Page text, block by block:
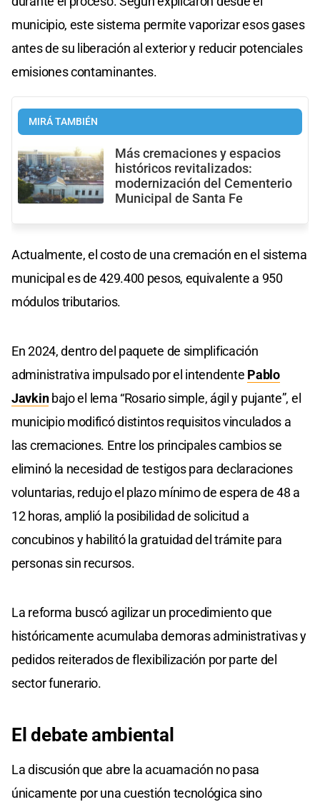
municipio, este sistema permite vaporizar esos gases
antes de su liberación al exterior y reducir potenciales
emisiones contaminantes.
MIRÁ TAMBIÉN
Más cremaciones y espacios
históricos revitalizados:
modernización del Cementerio
Municipal de Santa Fe
Actualmente, el costo de una cremación en el sistema
municipal es de 429.400 pesos, equivalente a 950
módulos tributarios.
En 2024, dentro del paquete de simplificación
administrativa impulsado por el intendente Pablo
Javkinbajo el lema “Rosario simple, ágil y pujante”, el
municipio modificó distintos requisitos vinculados a
las cremaciones. Entre los principales cambios se
eliminó la necesidad de testigos para declaraciones
voluntarias, redujo el plazo mínimo de espera de 48 a
12 horas, amplió la posibilidad de solicitud a
concubinos y habilitó la gratuidad del trámite para
personas sin recursos.
La reforma buscó agilizar un procedimiento que
históricamente acumulaba demoras administrativas y
pedidos reiterados de flexibilización por parte del
sector funerario.
El debate ambiental
La discusión que abre la acuamación no pasa
únicamente por una cuestión tecnológica sino